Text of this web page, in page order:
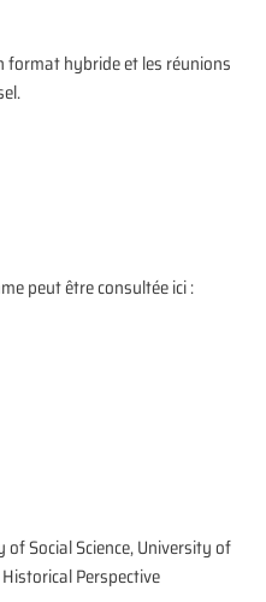
format hybride et les réunions
peut être consultée ici :
of Social Science, University of
Perspective